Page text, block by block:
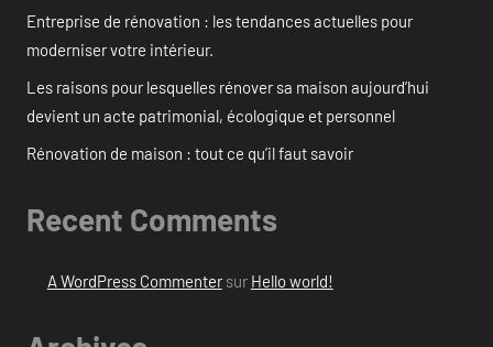
Entreprise de rénovation : les tendances actuelles pour
moderniser votre intérieur.
Les raisons pour lesquelles rénover sa maison aujourd’hui
devient un acte patrimonial, écologique et personnel
Rénovation de maison : tout ce qu’il faut savoir
Recent Comments
A WordPress Commentersur Hello world!